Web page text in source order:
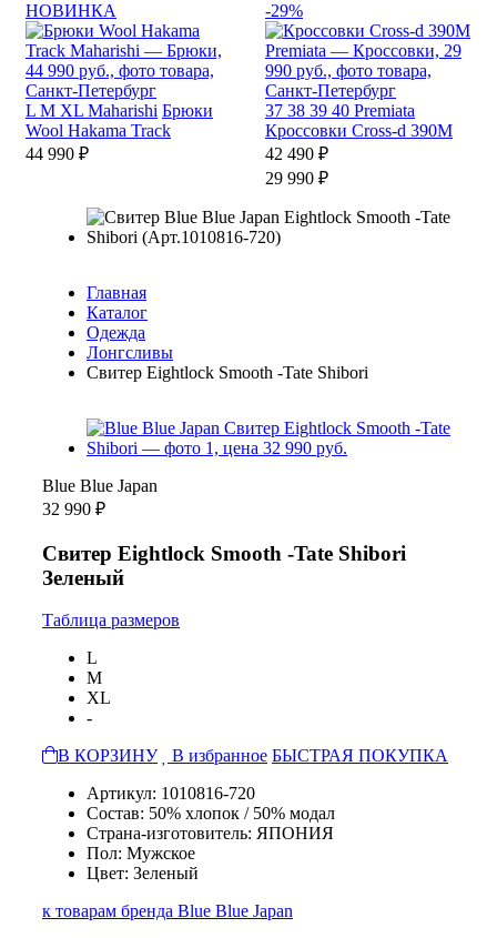
НОВИНКА
L M XL Maharishi Брюки
Wool Hakama Track
44 990 ₽
-29%
37 38 39 40 Premiata
Кроссовки Cross-d 390M
42 490 ₽
29 990 ₽
Главная
Каталог
Одежда
Лонгсливы
Свитер Eightlock Smooth -Tate Shibori
Blue Blue Japan
32 990 ₽
Свитер Eightlock Smooth -Tate Shibori
Зеленый
Таблица размеров
L
M
XL
-
В КОРЗИНУ
В избранное БЫСТРАЯ ПОКУПКА
Артикул: 1010816-720
Состав: 50% хлопок / 50% модал
Страна-изготовитель: ЯПОНИЯ
Пол: Мужское
Цвет: Зеленый
к товарам бренда Blue Blue Japan